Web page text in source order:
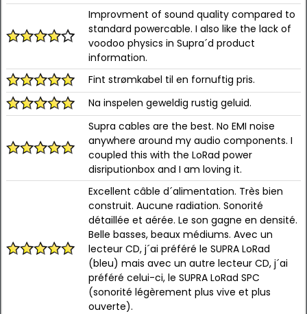
Improvment of sound quality compared to
standard powercable. I also like the lack of
voodoo physics in Supra´d product
information.
Fint strømkabel til en fornuftig pris.
Na inspelen geweldig rustig geluid.
Supra cables are the best. No EMI noise
anywhere around my audio components. I
coupled this with the LoRad power
disriputionbox and I am loving it.
Excellent câble d´alimentation. Très bien
construit. Aucune radiation. Sonorité
détaillée et aérée. Le son gagne en densité.
Belle basses, beaux médiums. Avec un
lecteur CD, j´ai préféré le SUPRA LoRad
(bleu) mais avec un autre lecteur CD, j´ai
préféré celui-ci, le SUPRA LoRad SPC
(sonorité légèrement plus vive et plus
ouverte).